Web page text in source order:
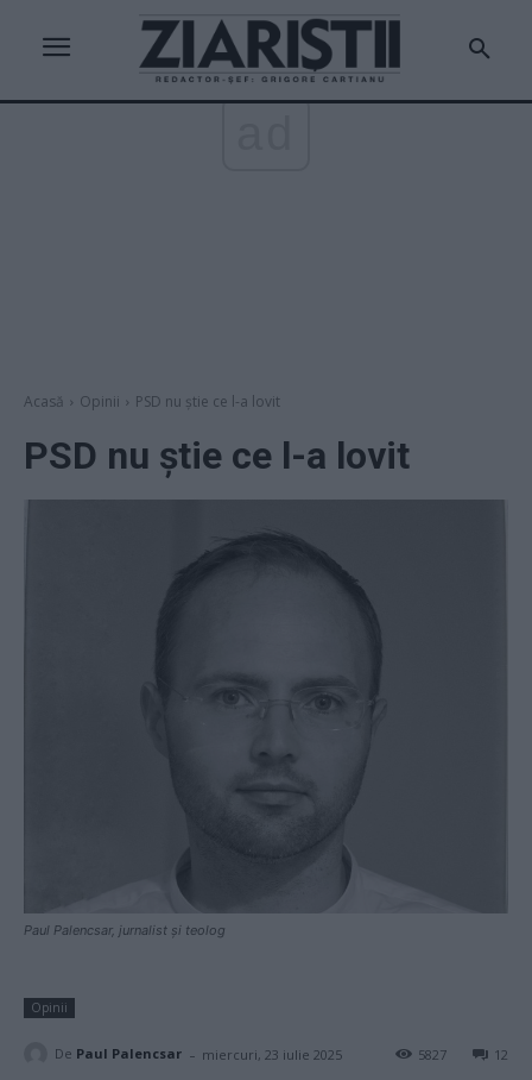
Acasă Opinii PSD nu știe ce l-a lovit
PSD nu știe ce l-a lovit
Paul Palencsar, jurnalist și teolog
Opinii
De Paul Palencsar - miercuri, 23 iulie 2025 12
5827